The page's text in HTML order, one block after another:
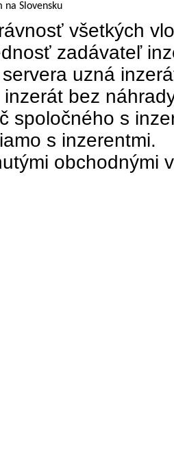
na Slovensku
všetkých
zadávateľ
uzná
bez
spoločného s
s inzerentmi.
obchodnými